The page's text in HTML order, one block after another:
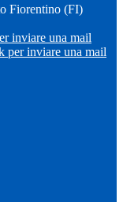
Fiorentino (FI)
inviare una mail
per inviare una mail